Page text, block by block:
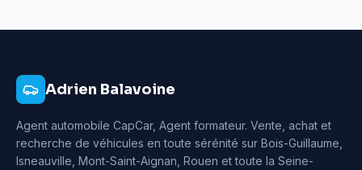
Adrien Balavoine
Agent automobile CapCar, Agent formateur. Vente, achat et
recherche de véhicules en toute sérénité sur Bois-Guillaume,
Isneauville, Mont-Saint-Aignan, Rouen et toute la Seine-